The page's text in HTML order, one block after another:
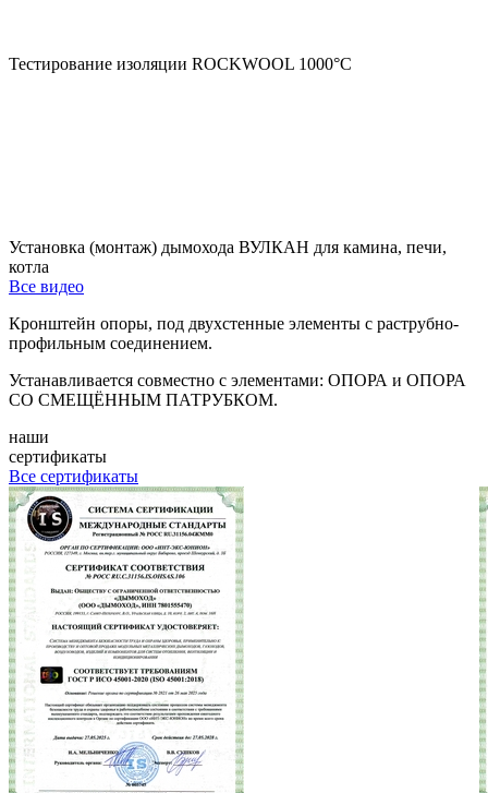
Тестирование изоляции ROCKWOOL 1000°С
Установка (монтаж) дымохода ВУЛКАН для камина, печи,
котла
Все видео
Кронштейн опоры, под двухстенные элементы с раструбно-
профильным соединением.
Устанавливается совместно с элементами: ОПОРА и ОПОРА
СО СМЕЩЁННЫМ ПАТРУБКОМ.
наши
сертификаты
Все сертификаты